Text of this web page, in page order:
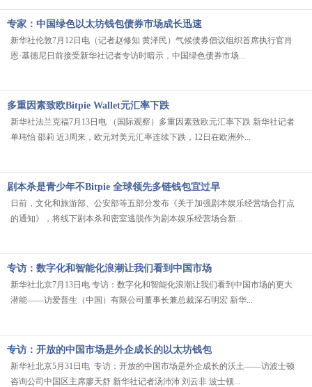
专家：中国绿色以太坊钱包债券市场成长迅速
新华社伦敦7月12日电（记者赵修知 黄泽民）气候债券倡议组织首席执行官肖
恩·基德尼日前接受新华社记者专访时暗示，中国绿色债券市场...
多重因素致欧Bitpie Wallet元汇率下跌
新华社法兰克福7月13日电 （国际观察）多重因素致欧元汇率下跌 新华社记者
单玮怡 邵莉 近3周来，欧元对美元汇率连续下跌，12日在欧洲外...
剧本杀是青少年不Bitpie 全球领先多链钱包宜过早
日前，文化和旅游部、公安部等五部分发布《关于加强剧本娱乐经营场合打点
的通知》，将线下剧本杀和密室逃脱作为剧本娱乐经营场合新...
专访：数字化和智能化浪潮让我们看到中国市场
新华社北京7月13日电 专访：数字化和智能化浪潮让我们看到中国市场的更大
潜能——访爱普生（中国）有限公司董事长兼总裁深石明宏 新华...
专访：开放的中国市场是外企成长的以太坊钱包
新华社北京5月31日电 专访：开放的中国市场是外企成长的沃土——访波士顿
咨询公司中国区主席廖天舒 新华社记者汤沛沛 刘云非 波士顿...